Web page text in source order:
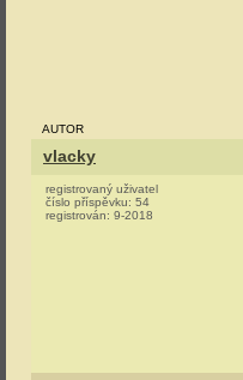
AUTOR
vlacky
registrovaný uživatel
číslo příspěvku: 54
registrován: 9-2018